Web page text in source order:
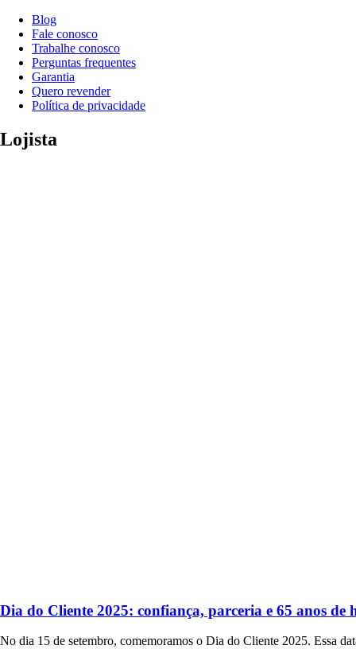
Blog
Fale conosco
Trabalhe conosco
Perguntas frequentes
Garantia
Quero revender
Política de privacidade
Lojista
Dia do Cliente 2025: confiança, parceria e 65 anos de
No dia 15 de setembro, comemoramos o Dia do Cliente 2025. Essa